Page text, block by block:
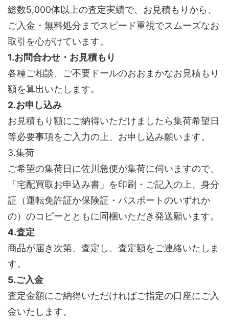
総数5,000体以上の査定実績で、お見積もりから、
ご入金・無料処分までスピード重視でスムーズなお
取引を心がけています。
1.お問合わせ・お見積もり
各種ご相談、ご不要ドールのおおまかなお見積もり
額を算出いたします。
2.お申し込み
お見積もり額にご納得いただけましたら集荷希望日
等必要事項をご入力の上、お申し込み願います。
3.集荷
ご希望の集荷日に佐川急便が集荷に伺いますので、
「宅配買取お申込み書」を印刷・ご記入の上、身分
証（運転免許証か保険証・パスポートのいずれか
の）のコピーとともに同梱いただき発送願います。
4.査定
商品が届き次第、査定し、査定額をご連絡いたしま
す。
5.ご入金
査定金額にご納得いただければご指定の口座にご入
金いたします。